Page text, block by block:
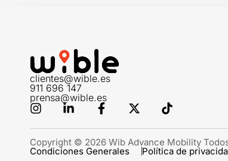
clientes@wible.es
911 696 147
prensa@wible.es
Copyright © 2026 Wib Advance Mobility
Condiciones Generales Política de